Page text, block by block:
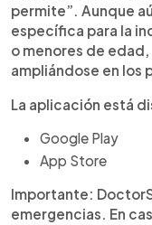
permite”. Aunque
específica para la
o menores de
ampliándose en los
La aplicación está
Google Play
App Store
Importante:
emergencias. En